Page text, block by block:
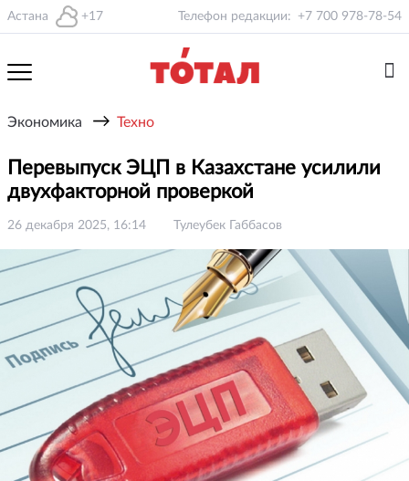
Астана +17 Телефон редакции: +7 700 978-78-54
Экономика → Техно
Перевыпуск ЭЦП в Казахстане усилили
двухфакторной проверкой
26 декабря 2025, 16:14 Тулеубек Габбасов